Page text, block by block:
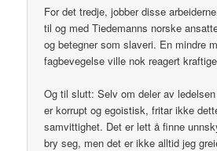
For det tredje, jobber disse
til og med Tiedemanns norske
og betegner som slaveri. En mindre
fagbevegelse ville nok reagert
Og til slutt: Selv om deler av
er korrupt og egoistisk, fritar ikke
samvittighet. Det er lett å finne
bry seg, men det er ikke alltid jeg